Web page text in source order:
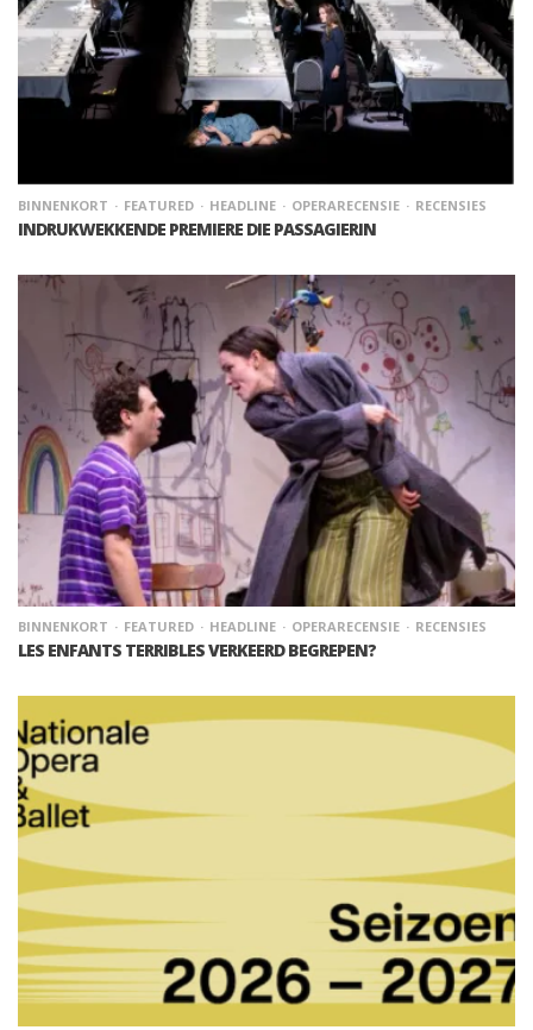
BINNENKORT FEATURED HEADLINE OPERARECENSIE RECENSIES
INDRUKWEKKENDE PREMIERE DIE PASSAGIERIN
BINNENKORT FEATURED HEADLINE OPERARECENSIE RECENSIES
LES ENFANTS TERRIBLES VERKEERD BEGREPEN?